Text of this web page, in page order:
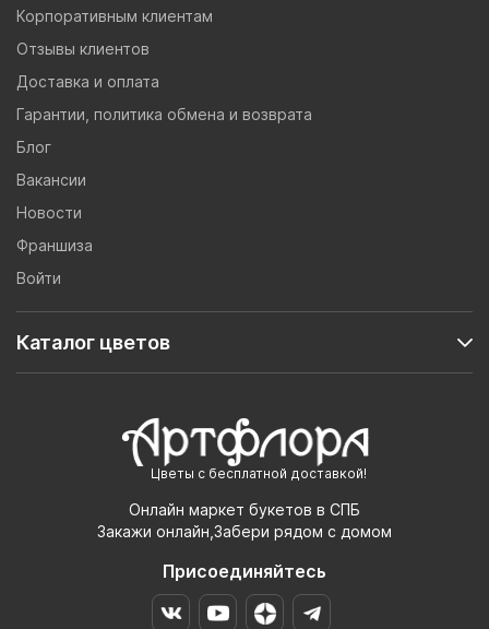
Цветы с бесплатной доставкой!
Онлайн маркет букетов в СПБ
Закажи онлайн,Забери рядом с домом
Присоединяйтесь
Корпоративным клиентам
Отзывы клиентов
Доставка и оплата
Гарантии, политика обмена и возврата
Блог
Вакансии
Новости
Франшиза
Войти
Каталог цветов